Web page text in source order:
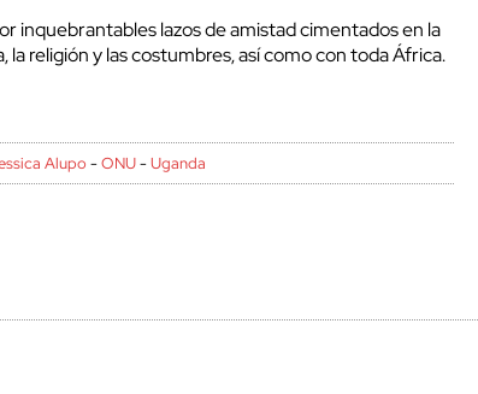
inquebrantables lazos de amistad cimentados en la
la religión y las costumbres, así como con toda África.
Alupo -ONU-Uganda